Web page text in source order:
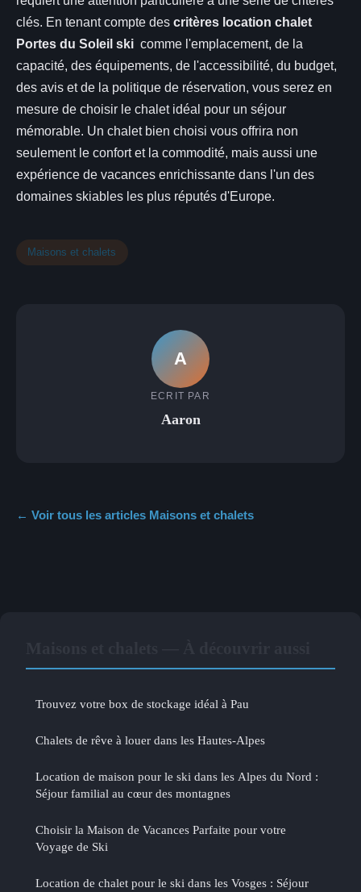
clés. En tenant compte des critères location chalet
Portes du Soleil ski comme l'emplacement, de la
capacité, des équipements, de l'accessibilité, du budget,
des avis et de la politique de réservation, vous serez en
mesure de choisir le chalet idéal pour un séjour
mémorable. Un chalet bien choisi vous offrira non
seulement le confort et la commodité, mais aussi une
expérience de vacances enrichissante dans l'un des
domaines skiables les plus réputés d'Europe.
Maisons et chalets
A
ECRIT PAR
Aaron
← Voir tous les articles Maisons et chalets
Trouvez votre box de stockage idéal à Pau
Chalets de rêve à louer dans les Hautes-Alpes
Location de maison pour le ski dans les Alpes du Nord :
Séjour familial au cœur des montagnes
Choisir la Maison de Vacances Parfaite pour votre
Voyage de Ski
Location de chalet pour le ski dans les Vosges : Séjour